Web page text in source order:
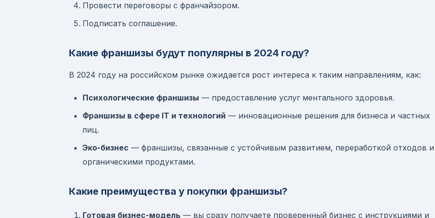
Провести переговоры с франчайзором.
Подписать соглашение.
Какие франшизы будут популярны в 2024 году?
В 2024 году на российском рынке ожидается рост интереса к таким направлениям, как:
Психологические франшизы — предоставление услуг ментального здоровья.
Франшизы в сфере IT и технологий — инновационные решения для бизнеса и частных
лиц.
Эко-бизнес — франшизы, связанные с устойчивым развитием, переработкой отходов и
органическими продуктами.
Какие преимущества у покупки франшизы?
Готовая бизнес-модель — вы сразу получаете проверенный бизнес с инструкциями и